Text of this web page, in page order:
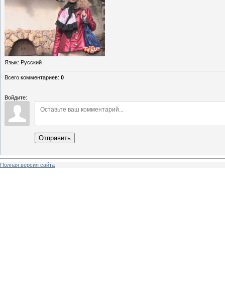
Язык: Русский
Всего комментариев: 0
Войдите:
Отправить
Полная версия сайта